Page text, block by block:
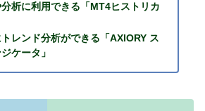
析に利用できる「MT4ヒストリカ
レンド分析ができる「AXIORY ス
ケータ」